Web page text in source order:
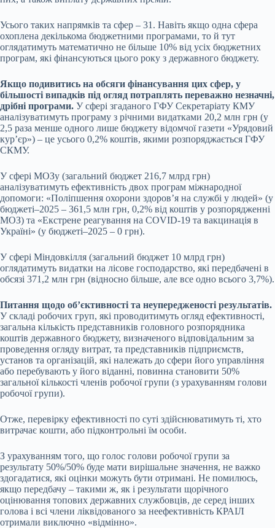
Усього таких напрямків та сфер – 31. Навіть якщо одна сфера
охоплена декількома бюджетними програмами, то й тут
оглядатимуть математично не більше 10% від усіх бюджетних
програм, які фінансуються цього року з державного бюджету.
Якщо подивитись на обсяги фінансування цих сфер, у
більшості випадків під огляд потраплять переважно незначні,
дрібні програми. У сфері згаданого ГФУ Секретаріату КМУ
аналізуватимуть програму з річними видатками 20,2 млн грн (у
2,5 раза менше одного лише бюджету відомчої газети «Урядовий
кур’єр») – це усього 0,2% коштів, якими розпоряджається ГФУ
СКМУ.
У сфері МОЗу (загальний бюджет 216,7 млрд грн)
аналізуватимуть ефективність двох програм міжнародної
допомоги: «Поліпшення охорони здоров’я на службі у людей» (у
бюджеті–2025 – 361,5 млн грн, 0,2% від коштів у розпорядженні
МОЗ) та «Екстрене реагування на COVID-19 та вакцинація в
Україні» (у бюджеті–2025 – 0 грн).
У сфері Міндовкілля (загальний бюджет 10 млрд грн)
оглядатимуть видатки на лісове господарство, які передбачені в
обсязі 371,2 млн грн (відносно більше, але все одно всього 3,7%).
Питання щодо об’єктивності та неупередженості результатів.
У складі робочих груп, які проводитимуть огляд ефективності,
загальна кількість представників головного розпорядника
коштів державного бюджету, визначеного відповідальним за
проведення огляду витрат, та представників підприємств,
установ та організацій, які належать до сфери його управління
або перебувають у його віданні, повинна становити 50%
загальної кількості членів робочої групи (з урахуванням голови
робочої групи).
Отже, перевірку ефективності по суті здійснюватимуть ті, хто
витрачає кошти, або підконтрольні їм особи.
З урахуванням того, що голос голови робочої групи за
результату 50%/50% буде мати вирішальне значення, не важко
здогадатися, які оцінки можуть бути отримані. Не помилюсь,
якщо передбачу – такими ж, як і результати щорічного
оцінювання топових державних службовців, де серед інших
голова і всі члени ліквідованого за неефективність КРАІЛ
отримали виключно «відмінно».